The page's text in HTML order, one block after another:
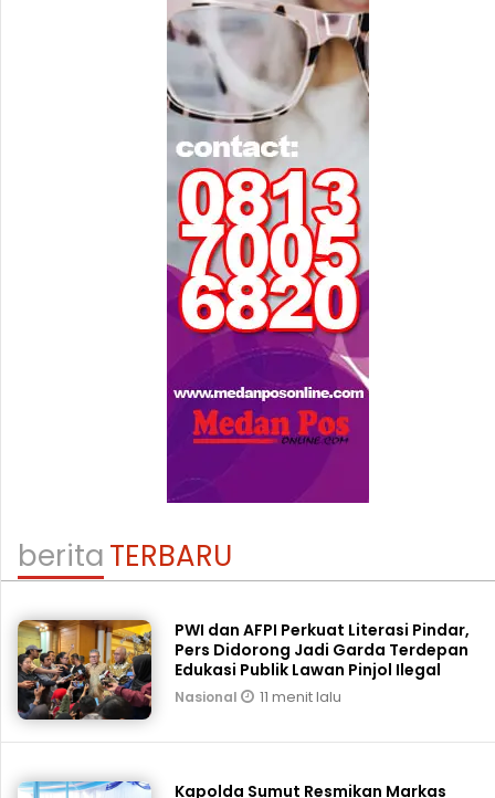
beritaTERBARU
PWI dan AFPI Perkuat Literasi Pindar,
Pers Didorong Jadi Garda Terdepan
Edukasi Publik Lawan Pinjol Ilegal
Nasional 11 menit lalu
Kapolda Sumut Resmikan Markas